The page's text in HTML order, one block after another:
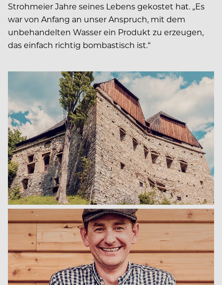
Strohmeier Jahre seines Lebens gekostet hat. „Es
war von Anfang an unser Anspruch, mit dem
unbehandelten Wasser ein Produkt zu erzeugen,
das einfach richtig bombastisch ist.“